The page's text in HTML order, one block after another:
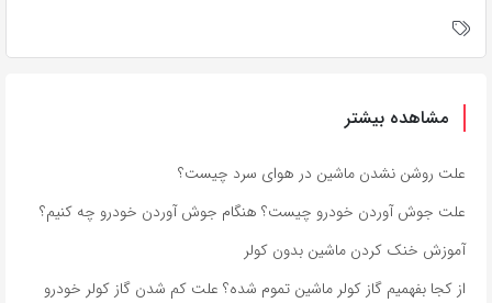
مشاهده بیشتر
علت روشن نشدن ماشین در هوای سرد چیست؟
علت جوش آوردن خودرو چیست؟ هنگام جوش آوردن خودرو چه کنیم؟
آموزش خنک کردن ماشین بدون کولر
از کجا بفهمیم گاز کولر ماشین تموم شده؟ علت کم شدن گاز کولر خودرو